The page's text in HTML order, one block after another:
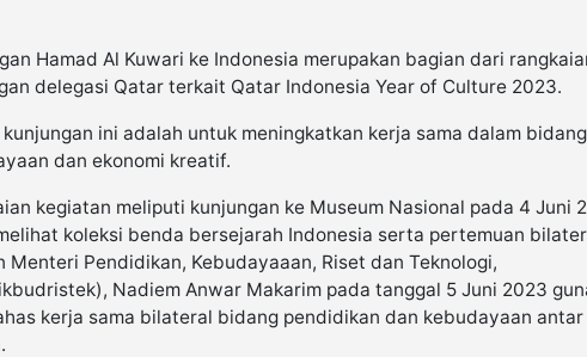
Hamad Al Kuwari ke Indonesia merupakan bagian dari
delegasi Qatar terkait Qatar Indonesia Year of Culture 2023.
kunjungan ini adalah untuk meningkatkan kerja sama dalam bidang
dan ekonomi kreatif.
kegiatan meliputi kunjungan ke Museum Nasional pada 4 Juni
koleksi benda bersejarah Indonesia serta pertemuan
Menteri Pendidikan, Kebudayaaan, Riset dan Teknologi,
Nadiem Anwar Makarim pada tanggal 5 Juni 2023
kerja sama bilateral bidang pendidikan dan kebudayaan antar